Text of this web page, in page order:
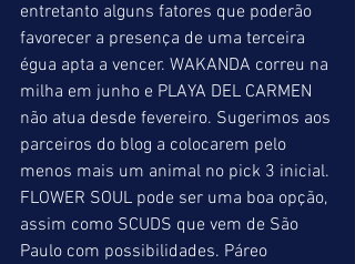
entretanto alguns fatores que poderão
favorecer a presença de uma terceira
égua apta a vencer. WAKANDA correu na
milha em junho e PLAYA DEL CARMEN
não atua desde fevereiro. Sugerimos aos
parceiros do blog a colocarem pelo
menos mais um animal no pick 3 inicial.
FLOWER SOUL pode ser uma boa opção,
assim como SCUDS que vem de São
Paulo com possibilidades. Páreo